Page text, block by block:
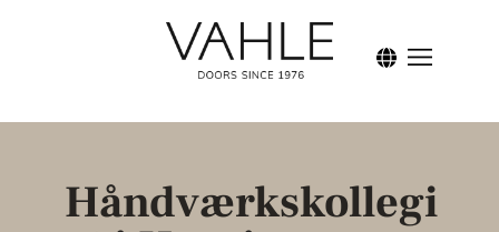
Forside
Håndværkskollegi